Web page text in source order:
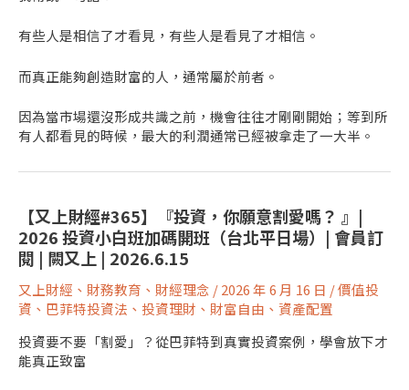
有些人是相信了才看見，有些人是看見了才相信。
而真正能夠創造財富的人，通常屬於前者。
因為當市場還沒形成共識之前，機會往往才剛剛開始；等到所
有人都看見的時候，最大的利潤通常已經被拿走了一大半。
【又上財經#365】『投資，你願意割愛嗎？ 』|
2026 投資小白班加碼開班（台北平日場）| 會員訂
閱 | 闕又上 | 2026.6.15
又上財經 、 財務教育 、 財經理念 /2026 年 6 月 16 日 /價值投
資 、 巴菲特投資法 、 投資理財 、 財富自由 、 資產配置
投資要不要「割愛」？從巴菲特到真實投資案例，學會放下才
能真正致富